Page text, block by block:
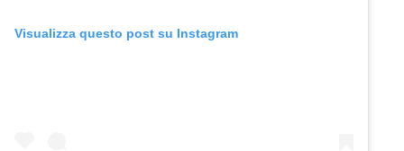
Visualizza questo post su Instagram